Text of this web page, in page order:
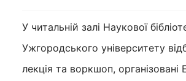
У читальній залі Наукової
Ужгородського університету
лекція та воркшоп, організовані